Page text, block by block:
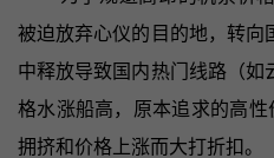
被迫放弃心仪的目的地，转向
中释放导致国内热门线路（如
格水涨船高，原本追求的高性
拥挤和价格上涨而大打折扣。